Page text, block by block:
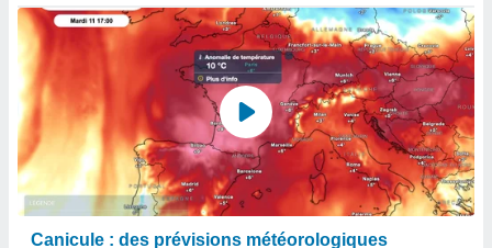
Canicule : des prévisions météorologiques